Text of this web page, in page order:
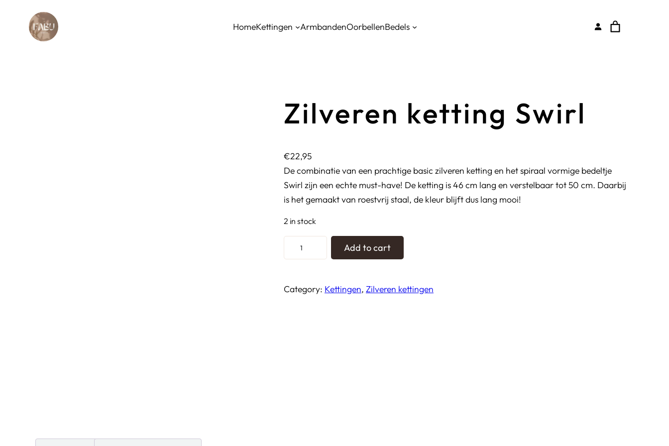
HomeKettingen ArmbandenOorbellenBedels
Zilveren ketting Swirl
€22,95
De combinatie van een prachtige basic zilveren ketting en het spiraal vormige bedeltje
Swirl zijn een echte must-have! De ketting is 46 cm lang en verstelbaar tot 50 cm. Daarbij
is het gemaakt van roestvrij staal, de kleur blijft dus lang mooi!
2 in stock
i
v
Add to cart
Category: Kettingen, Zilveren kettingen